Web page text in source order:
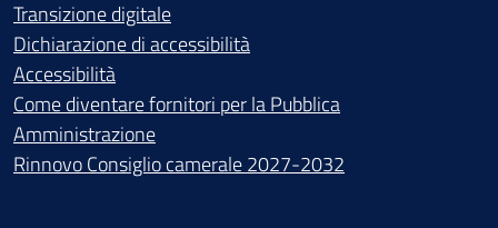
Transizione digitale
Dichiarazione di accessibilità
Accessibilità
Come diventare fornitori per la Pubblica
Amministrazione
Rinnovo Consiglio camerale 2027-2032